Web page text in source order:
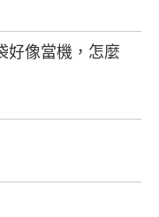
好像當機，怎麼